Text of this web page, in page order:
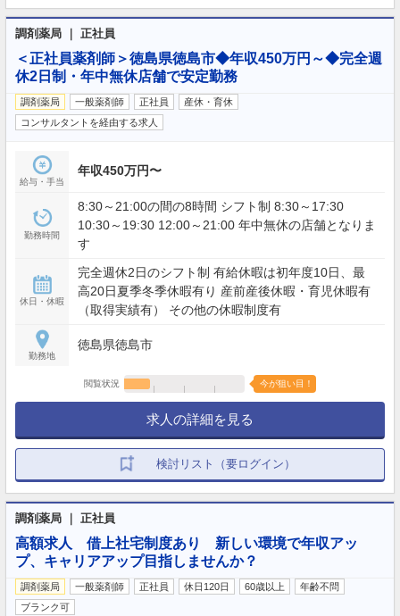
調剤薬局 ｜ 正社員
＜正社員薬剤師＞徳島県徳島市◆年収450万円～◆完全週
休2日制・年中無休店舗で安定勤務
調剤薬局 一般薬剤師 正社員
産休・育休
コンサルタントを経由する求人
給与・手当
年収450万円〜
勤務時間
8:30～21:00の間の8時間 シフト制 8:30～17:30
10:30～19:30 12:00～21:00 年中無休の店舗となりま
す
休日・休暇
完全週休2日のシフト制 有給休暇は初年度10日、最
高20日夏季冬季休暇有り 産前産後休暇・育児休暇有
（取得実績有） その他の休暇制度有
勤務地
徳島県徳島市
閲覧状況 今が狙い目！
求人の詳細を見る
検討リスト（要ログイン）
調剤薬局 ｜ 正社員
高額求人 借上社宅制度あり 新しい環境で年収アッ
プ、キャリアアップ目指しませんか？
調剤薬局 一般薬剤師 正社員 休日120日 60歳以上
年齢不問
ブランク可